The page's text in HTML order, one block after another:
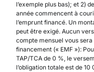
l’exemple plus bas); et 2)
année commencent à
l’emprunt financé. Un
peut être exigé. Aucun
compte mensuel vous
financement (« EMF »):
TAP/TCA de 0 %, le
l’obligation totale est de